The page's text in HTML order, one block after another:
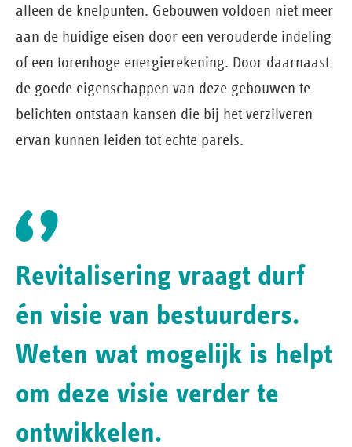
alleen de knelpunten. Gebouwen voldoen niet meer
aan de huidige eisen door een verouderde indeling
of een torenhoge energierekening. Door daarnaast
de goede eigenschappen van deze gebouwen te
belichten ontstaan kansen die bij het verzilveren
ervan kunnen leiden tot echte parels.
Revitalisering vraagt durf
én visie van bestuurders.
Weten wat mogelijk is helpt
om deze visie verder te
ontwikkelen.